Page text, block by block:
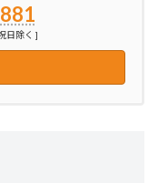
日除く ]